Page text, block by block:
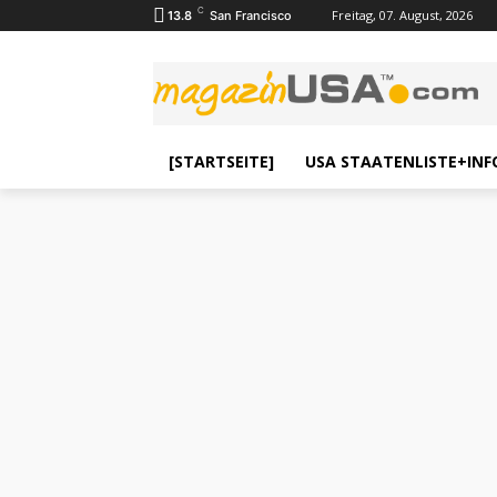
13.8 C San Francisco Freitag, 07. August, 2026
[STARTSEITE] USA